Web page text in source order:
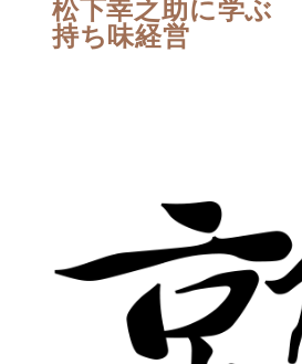
松下幸之助に学ぶ
持ち味経営